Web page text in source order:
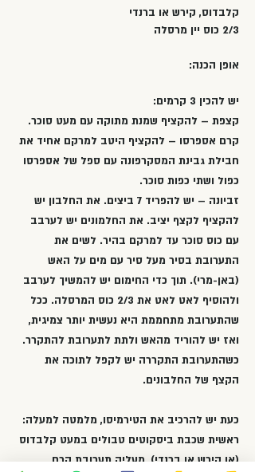
קלבדוס, קירש או ברנדי
2/3 כוס יין מרסלה
אופן הכנה:
יש להכין 3 קרמים:
קצפת – להקציף שמנת מתוקה עם מעט סוכר.
קרם אספרסו – להקציף היטב למרקם אחיד את
חבילת גבינת המסקרפונה עם ספל של אספרסו
כפול ושתי כפות סוכר.
זביונה – יש להפריד 7 ביצים. את החלבון יש
להקציף לקצף יציב. את החלמונים יש לערבב
עם כוס סוכר עד למרקם בהיר. לשים את
התערובת בסיר מעל סיר עם מים על האש
(באן-מרי). תוך כדי החימום יש להמשיך לערבב
ולהוסיף לאט לאט את 2/3 כוס המרסלה. ככל
שהתערובת מתחממת היא נעשית יותר צמיגית,
ואז יש להוריד מהאש ולתת לתערובת להתקרר.
כשהתערובת התקררה יש לקפל לתוכה את
הקצף של החלבונים.
כעת יש להרכיב את הטירמיסו, מלמטה למעלה:
ראשית שכבת ביסקוטים טבולים במעט קלבדוס
(או קירש או ברנדי), מעליה תערובת קרם